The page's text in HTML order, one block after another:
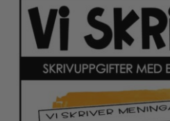
LICENSER
TYPSNITT